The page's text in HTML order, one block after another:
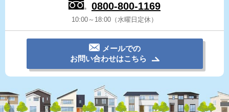
0800-800-1169
10:00～18:00（水曜日定休）
メールでの
お問い合わせはこちら